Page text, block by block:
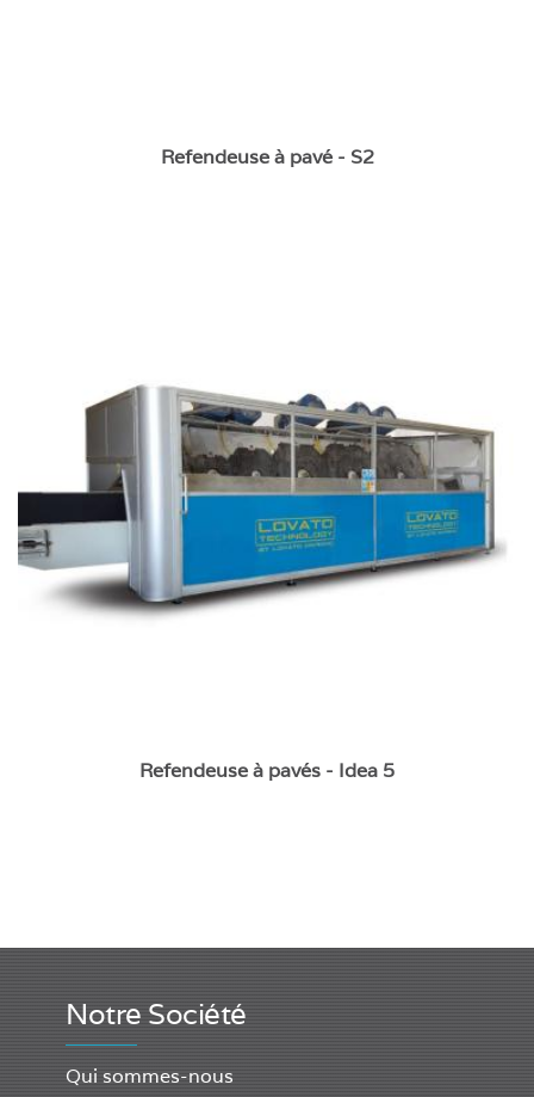
Refendeuse à pavé - S2
Refendeuse à pavés - Idea 5
Refendeuse à pavés - Idea 5
Notre Société
Qui sommes-nous